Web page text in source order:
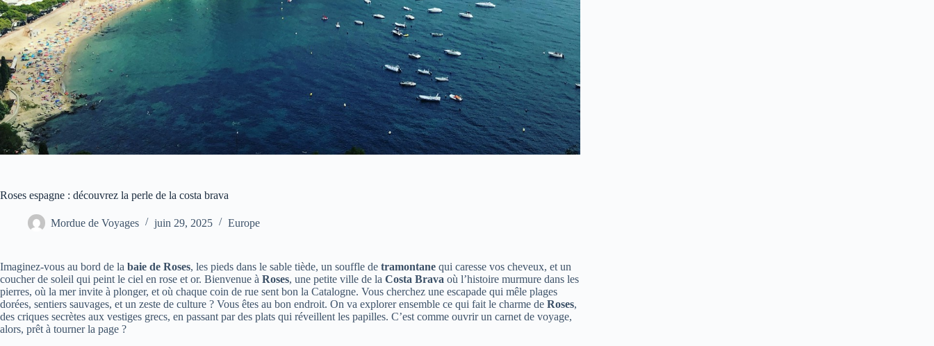
Roses espagne : découvrez la perle de la costa brava
Mordue de Voyages juin 29, 2025 Europe
Imaginez-vous au bord de la baie de Roses, les pieds dans le sable tiède, un souffle de tramontane qui caresse vos cheveux, et un
coucher de soleil qui peint le ciel en rose et or. Bienvenue à Roses, une petite ville de la Costa Brava où l’histoire murmure dans les
pierres, où la mer invite à plonger, et où chaque coin de rue sent bon la Catalogne. Vous cherchez une escapade qui mêle plages
dorées, sentiers sauvages, et un zeste de culture ? Vous êtes au bon endroit. On va explorer ensemble ce qui fait le charme de Roses,
des criques secrètes aux vestiges grecs, en passant par des plats qui réveillent les papilles. C’est comme ouvrir un carnet de voyage,
alors, prêt à tourner la page ?